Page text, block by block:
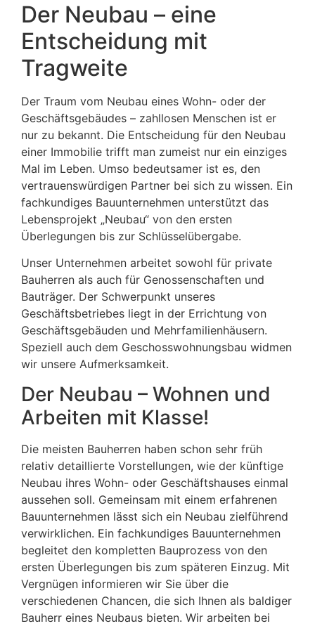
Der Neubau – eine
Entscheidung mit
Tragweite
Der Traum vom Neubau eines Wohn- oder der
Geschäftsgebäudes – zahllosen Menschen ist er
nur zu bekannt. Die Entscheidung für den Neubau
einer Immobilie trifft man zumeist nur ein einziges
Mal im Leben. Umso bedeutsamer ist es, den
vertrauenswürdigen Partner bei sich zu wissen. Ein
fachkundiges Bauunternehmen unterstützt das
Lebensprojekt „Neubau“ von den ersten
Überlegungen bis zur Schlüsselübergabe.
Unser Unternehmen arbeitet sowohl für private
Bauherren als auch für Genossenschaften und
Bauträger. Der Schwerpunkt unseres
Geschäftsbetriebes liegt in der Errichtung von
Geschäftsgebäuden und Mehrfamilienhäusern.
Speziell auch dem Geschosswohnungsbau widmen
wir unsere Aufmerksamkeit.
Der Neubau – Wohnen und
Arbeiten mit Klasse!
Die meisten Bauherren haben schon sehr früh
relativ detaillierte Vorstellungen, wie der künftige
Neubau ihres Wohn- oder Geschäftshauses einmal
aussehen soll. Gemeinsam mit einem erfahrenen
Bauunternehmen lässt sich ein Neubau zielführend
verwirklichen. Ein fachkundiges Bauunternehmen
begleitet den kompletten Bauprozess von den
ersten Überlegungen bis zum späteren Einzug. Mit
Vergnügen informieren wir Sie über die
verschiedenen Chancen, die sich Ihnen als baldiger
Bauherr eines Neubaus bieten. Wir arbeiten bei